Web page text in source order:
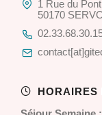
1 Rue du
50170